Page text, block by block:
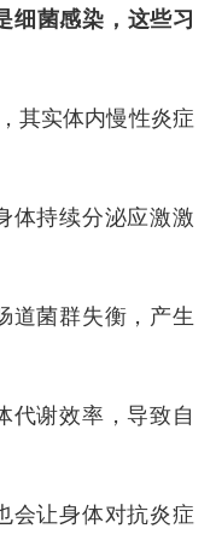
细菌感染，这些习
其实体内慢性炎症
体持续分泌应激激
道菌群失衡，产生
代谢效率，导致自
会让身体对抗炎症